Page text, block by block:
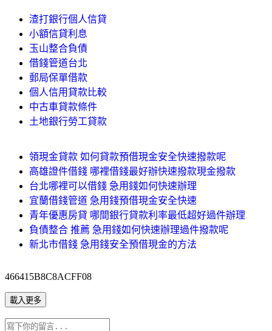
渣打銀行個人信貸
小額信貸利息
玉山整合負債
借錢管道台北
郵局保單借款
個人信用貸款比較
中古車貸款條件
土地銀行勞工貸款
領現金貸款 如何貸款預借現金安全快速撥款呢
高雄證件借錢 哪裡借錢最好辦快速撥款現金撥款
台北哪裡可以借錢 急用錢如何快速辦理
宜蘭借錢管道 急用錢預借現金安全快速
青年優惠房貸 哪間銀行貸款利率最低超好過件辦理
負債整合 推薦 急用錢如何快速辦理過件撥款呢
新北市借錢 急用錢安全預借現金的方法
466415B8C8ACFF08
載入更多